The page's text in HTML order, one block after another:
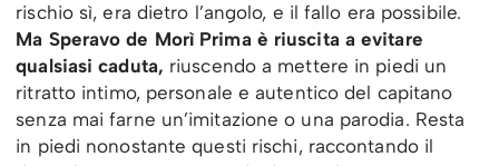
rischio sì, era dietro l’angolo, e il fallo era possibile.
Ma Speravo de Morì Prima è riuscita a evitare
qualsiasi caduta, riuscendo a mettere in piedi un
ritratto intimo, personale e autentico del capitano
senza mai farne un’imitazione o una parodia. Resta
in piedi nonostante questi rischi, raccontando il